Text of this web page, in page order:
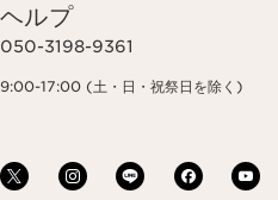
ヘルプ
050-3198-9361
9:00-17:00 (土・日・祝祭日を除く)